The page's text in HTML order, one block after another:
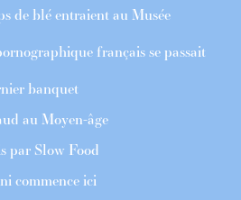
de blé entraient au Musée
français se passait
banquet
au Moyen-âge
par Slow Food
commence ici